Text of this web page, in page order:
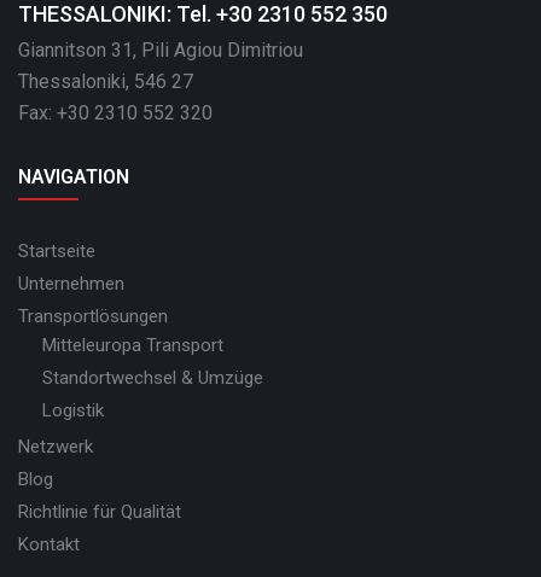
THESSALONIKI: Tel. +30 2310 552 350
Giannitson 31, Pili Agiou Dimitriou
Thessaloniki, 546 27
Fax: +30 2310 552 320
NAVIGATION
Startseite
Unternehmen
Transportlösungen
Mitteleuropa Transport
Standortwechsel & Umzüge
Logistik
Netzwerk
Blog
Richtlinie für Qualität
Kontakt